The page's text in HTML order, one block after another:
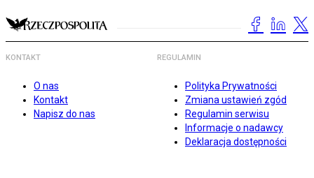
KONTAKT
O nas
Kontakt
Napisz do nas
REGULAMIN
Polityka Prywatności
Zmiana ustawień zgód
Regulamin serwisu
Informacje o nadawcy
Deklaracja dostępności